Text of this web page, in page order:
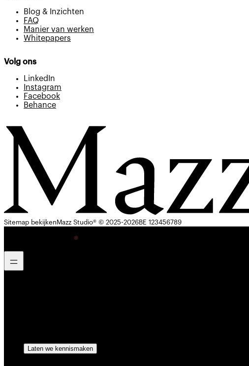
Blog & Inzichten
FAQ
Manier van werken
Whitepapers
Volg ons
LinkedIn
Instagram
Facebook
Behance
Sitemap bekijken Mazz Studio® © 2025-2026BE 123456789
Laten we kennismaken